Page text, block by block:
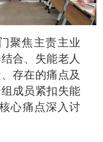
聚焦主责主业
合、失能老人
存在的痛点及
成员紧扣失能
心痛点深入讨